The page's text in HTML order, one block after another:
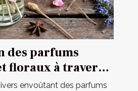
des parfums
floraux à travers
iconique
envoûtant des parfums